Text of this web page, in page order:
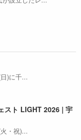
)に千...
スト LIGHT 2026 | 宇
・祝)...